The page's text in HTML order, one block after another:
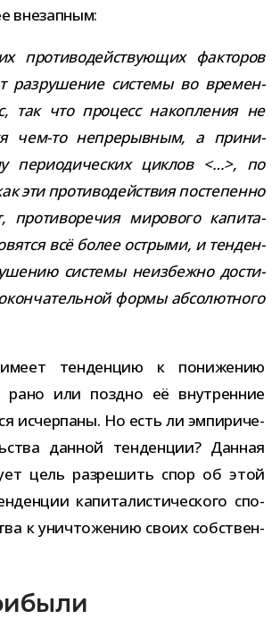
внезапным:
про­ти­во­дей­ству­ю­щих фак­то­ров
раз­ру­ше­ние системы во вре­мен­
так что про­цесс накоп­ле­ния не
чем-​то непре­рыв­ным, а при­ни­
пери­о­ди­че­ских цик­лов <…>, по
эти про­ти­во­дей­ствия посте­пенно
про­ти­во­ре­чия миро­вого капи­та­
всё более ост­рыми, и тен­ден­
системы неиз­бежно дости­
формы абсо­лют­ного
тен­ден­цию к пони­же­нию
рано или поздно её внут­рен­ние
исчер­паны. Но есть ли эмпи­ри­че­
дан­ной тен­ден­ции? Данная
цель раз­ре­шить спор об этой
капи­та­ли­сти­че­ского спо­
к уни­что­же­нию своих соб­ствен­